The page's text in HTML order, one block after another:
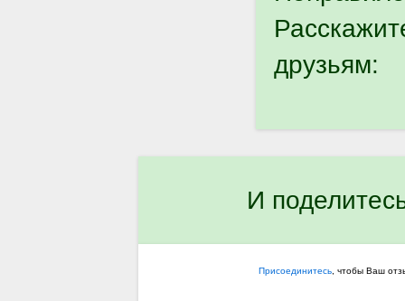
друзьям:
И
Присоединитесь, чтобы Ваш